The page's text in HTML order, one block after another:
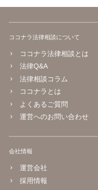
ココナラ法律相談について
ココナラ法律相談とは
法律Q&A
法律相談コラム
ココナラとは
よくあるご質問
運営へのお問い合わせ
会社情報
運営会社
採用情報